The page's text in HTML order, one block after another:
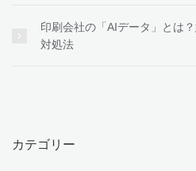
印刷会社の「AIデータ」とは
対処法
カテゴリー